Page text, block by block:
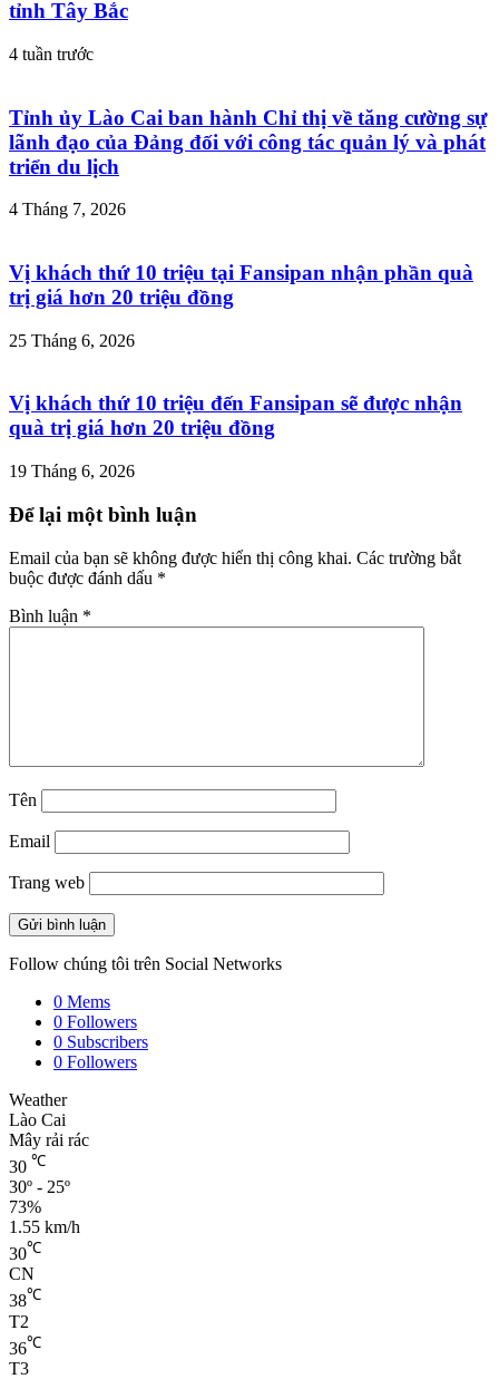
tỉnh Tây Bắc
4 tuần trước
Tỉnh ủy Lào Cai ban hành Chỉ thị về tăng cường sự
lãnh đạo của Đảng đối với công tác quản lý và phát
triển du lịch
4 Tháng 7, 2026
Vị khách thứ 10 triệu tại Fansipan nhận phần quà
trị giá hơn 20 triệu đồng
25 Tháng 6, 2026
Vị khách thứ 10 triệu đến Fansipan sẽ được nhận
quà trị giá hơn 20 triệu đồng
19 Tháng 6, 2026
Để lại một bình luận
Email của bạn sẽ không được hiển thị công khai. Các trường bắt
buộc được đánh dấu *
Bình luận *
Tên
Email
Trang web
Follow chúng tôi trên Social Networks
0 Mems
0 Followers
0 Subscribers
0 Followers
Weather
Lào Cai
Mây rải rác
30 ℃
30º - 25º
73%
1.55 km/h
30℃
CN
38℃
T2
36℃
T3